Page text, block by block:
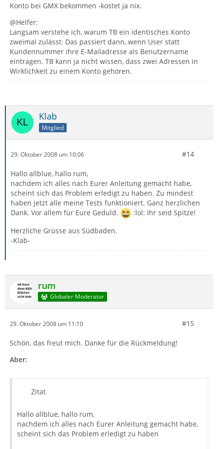
Konto bei GMX bekommen -kostet ja nix.
@Helfer:
Langsam verstehe ich, warum TB ein identisches Konto
zweimal zulässt: Das passiert dann, wenn User statt
Kundennummer ihre E-Mailadresse als Benutzername
eintragen. TB kann ja nicht wissen, dass zwei Adressen in
Wirklichkeit zu einem Konto gehören.
Klab
Mitglied
29. Oktober 2008 um 10:06 #14
Hallo allblue, hallo rum,
nachdem ich alles nach Eurer Anleitung gemacht habe,
scheint sich das Problem erledigt zu haben. Zu mindest
haben jetzt alle meine Tests funktioniert. Ganz herzlichen
Dank. Vor allem für Eure Geduld.
:lol: Ihr seid Spitze!
Herzliche Grüsse aus Südbaden.
-Klab-
rum
Globaler Moderator
29. Oktober 2008 um 11:10 #15
Schön, das freut mich. Danke für die Rückmeldung!
Aber:
Zitat
Hallo allblue, hallo rum,
nachdem ich alles nach Eurer Anleitung gemacht habe,
scheint sich das Problem erledigt zu haben